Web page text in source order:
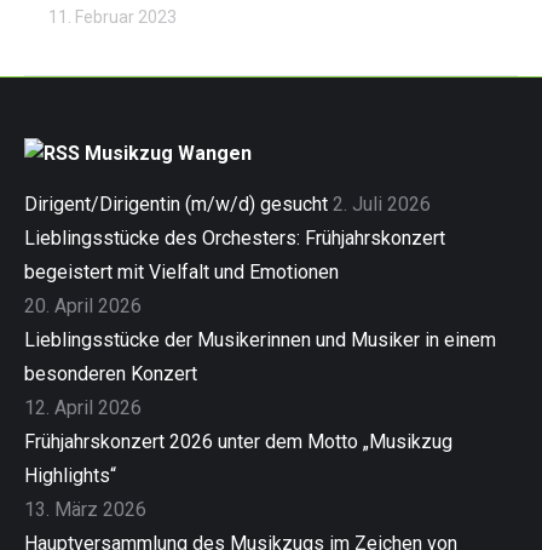
11. Februar 2023
Musikzug Wangen
Dirigent/Dirigentin (m/w/d) gesucht 2. Juli 2026
Lieblingsstücke des Orchesters: Frühjahrskonzert
begeistert mit Vielfalt und Emotionen
20. April 2026
Lieblingsstücke der Musikerinnen und Musiker in einem
besonderen Konzert
12. April 2026
Frühjahrskonzert 2026 unter dem Motto „Musikzug
Highlights“
13. März 2026
Hauptversammlung des Musikzugs im Zeichen von